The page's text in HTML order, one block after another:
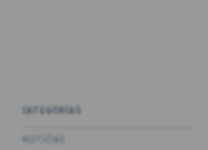
CATEGORÍAS
NOTICIAS